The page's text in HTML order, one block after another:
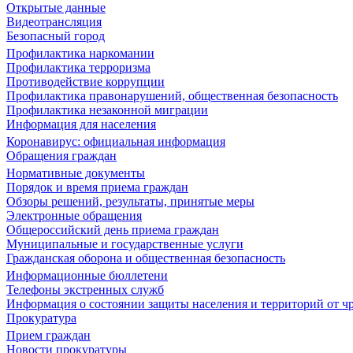
Открытые данные
Видеотрансляция
Безопасный город
Профилактика наркомании
Профилактика терроризма
Противодействие коррупции
Профилактика правонарушений, общественная безопасность
Профилактика незаконной миграции
Информация для населения
Коронавирус: официальная информация
Обращения граждан
Нормативные документы
Порядок и время приема граждан
Обзоры решений, результаты, принятые меры
Электронные обращения
Общероссийский день приема граждан
Муниципальные и государственные услуги
Гражданская оборона и общественная безопасность
Информационные бюллетени
Телефоны экстренных служб
Информация о состоянии защиты населения и территорий от
Прокуратура
Прием граждан
Новости прокуратуры